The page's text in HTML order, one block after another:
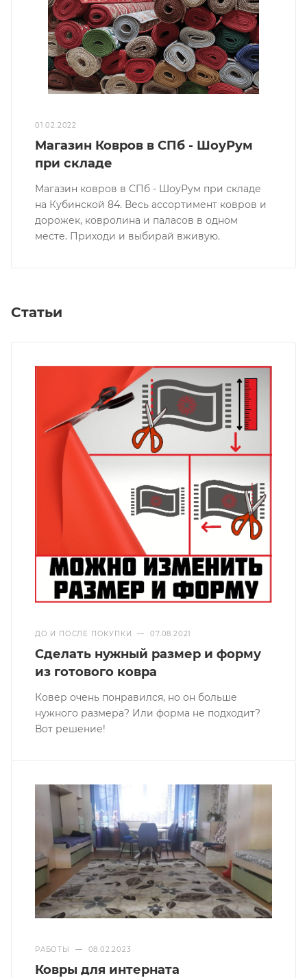
01.02.2022
Магазин Ковров в СПб - ШоуРум
при складе
Магазин ковров в СПб - ШоуРум при складе
на Кубинской 84. Весь ассортимент ковров и
дорожек, ковролина и паласов в одном
месте. Приходи и выбирай вживую.
Статьи
ДО И ПОСЛЕ ПОКУПКИ — 07.08.2021
Сделать нужный размер и форму
из готового ковра
Ковер очень понравился, но он больше
нужного размера? Или форма не подходит?
Вот решение!
РАБОТЫ — 08.02.2023
Ковры для интерната